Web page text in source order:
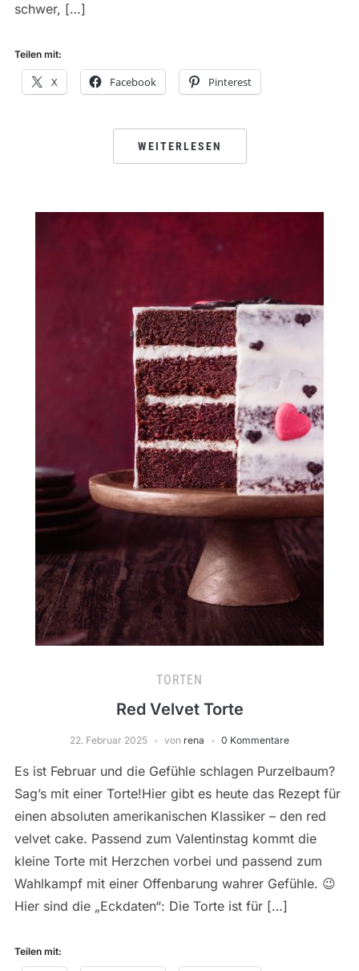
schwer, […]
Teilen mit:
X Facebook Pinterest
WEITERLESEN
TORTEN
Red Velvet Torte
22. Februar 2025 von rena 0 Kommentare
Es ist Februar und die Gefühle schlagen Purzelbaum?
Sag’s mit einer Torte!Hier gibt es heute das Rezept für
einen absoluten amerikanischen Klassiker – den red
velvet cake. Passend zum Valentinstag kommt die
kleine Torte mit Herzchen vorbei und passend zum
Wahlkampf mit einer Offenbarung wahrer Gefühle. 😉
Hier sind die „Eckdaten“: Die Torte ist für […]
Teilen mit: